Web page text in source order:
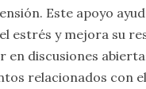
Este apoyo
estrés y mejora su
en discusiones
relacionados con